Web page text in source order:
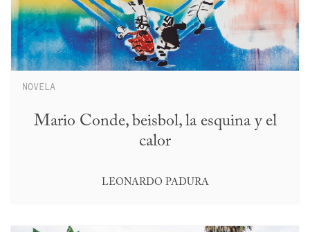
NOVELA
Mario Conde, beisbol, la esquina y el
calor
LEONARDO PADURA